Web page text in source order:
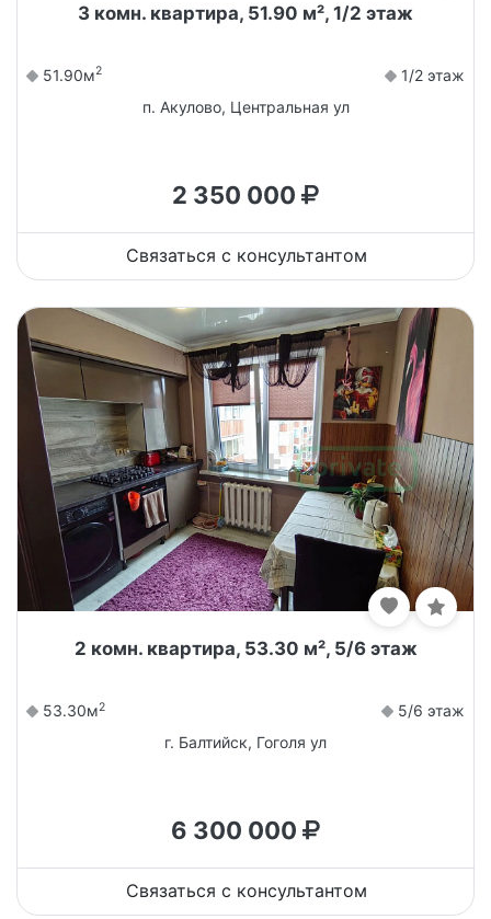
3 комн. квартира, 51.90 м², 1/2 этаж
51.90м2
1/2 этаж
п. Акулово, Центральная ул
2 350 000
Связаться с консультантом
2 комн. квартира, 53.30 м², 5/6 этаж
53.30м2
5/6 этаж
г. Балтийск, Гоголя ул
6 300 000
Связаться с консультантом